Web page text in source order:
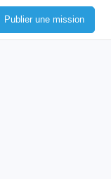
Publier une mission